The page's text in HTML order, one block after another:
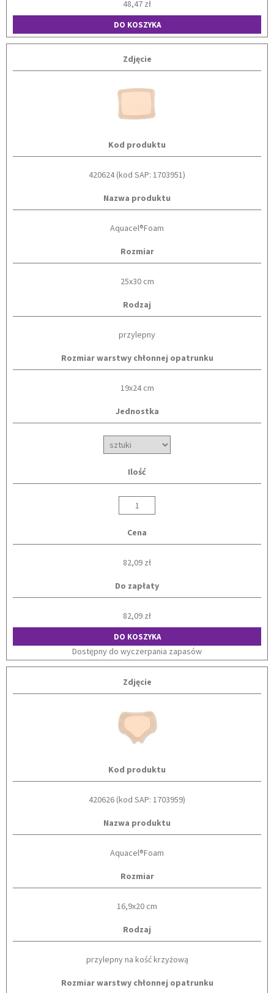
48,47 zł
DO KOSZYKA
Zdjęcie
Kod produktu
420624 (kod SAP: 1703951)
Nazwa produktu
Aquacel®Foam
Rozmiar
25x30 cm
Rodzaj
przylepny
Rozmiar warstwy chłonnej opatrunku
19x24 cm
Jednostka
Ilość
Cena
82,09 zł
Do zapłaty
82,09 zł
DO KOSZYKA
Dostępny do wyczerpania zapasów
Zdjęcie
Kod produktu
420626 (kod SAP: 1703959)
Nazwa produktu
Aquacel®Foam
Rozmiar
16,9x20 cm
Rodzaj
przylepny na kość krzyżową
Rozmiar warstwy chłonnej opatrunku